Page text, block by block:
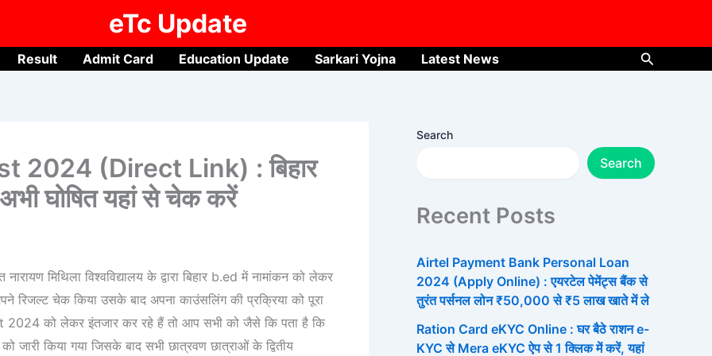
eTc Update
Result Admit Card Education Update Sarkari Yojna Latest News Search
2024 (Direct Link) : बिहार
घोषित यहां से चेक करें
मिथिला विश्वविद्यालय के द्वारा बिहार b.ed में नामांकन को लेकर
रिजल्ट चेक किया उसके बाद अपना काउंसलिंग की प्रक्रिया को पूरा
को लेकर इंतजार कर रहे हैं तो आप सभी को जैसे कि पता है कि
किया गया जिसके बाद सभी छात्रवण छात्राओं के द्वितीय
Search
Search
Recent Posts
Airtel Payment Bank Personal Loan
2024 (Apply Online) : एयरटेल पेमेंट्स बैंक से
तुरंत पर्सनल लोन ₹50,000 से ₹5 लाख खाते में ले
Ration Card eKYC Online : घर बैठे राशन e-
KYC से Mera eKYC ऐप से 1 क्लिक में करें, यहां